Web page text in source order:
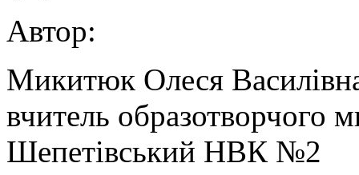
Автор:
Микитюк Олеся
вчитель образотворчого
Шепетівський НВК №2